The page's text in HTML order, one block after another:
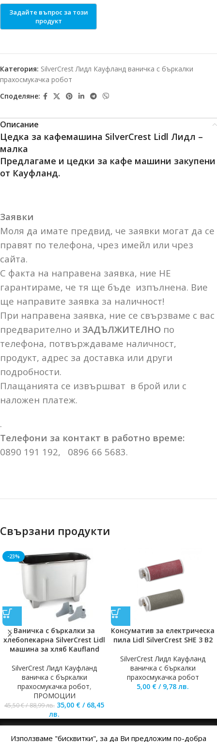
Категория: SilverCrest Лидл Кауфланд ваничка с бъркалки
прахосмукачка робот
Споделяне:
Описание
Цедка за кафемашина SilverCrest Lidl Лидл –
малка
Предлагаме и цедки за кафе машини закупени
от Кауфланд.
Заявки
Моля да имате предвид, че заявки могат да се
правят по телефона, чрез имейл или чрез
сайта.
С факта на направена заявка, ние НЕ
гарантираме, че тя ще бъде изпълнена. Вие
ще направите заявка за наличност!
При направена заявка, ние се свързваме с вас
предварително и ЗАДЪЛЖИТЕЛНО по
телефона, потвърждаваме наличност,
продукт, адрес за доставка или други
подробности.
Плащанията се извършват в брой или с
наложен платеж.
.
Телефони за контакт в работно време:
0890 191 192, 0896 66 5683.
Свързани продукти
-23%
Ваничка с бъркалки за
хлебопекарна SilverCrest Lidl
машина за хляб Kaufland
SilverCrest Лидл Кауфланд
ваничка с бъркалки
прахосмукачка робот,
ПРОМОЦИИ
45,50€/88,99лв. 35,00 € / 68,45
лв.
Консуматив за електрическа
пила Lidl SilverCrest SHE 3 B2
SilverCrest Лидл Кауфланд
ваничка с бъркалки
прахосмукачка робот
5,00 € / 9,78 лв.
Използваме "бисквитки", за да Ви предложим по-добра